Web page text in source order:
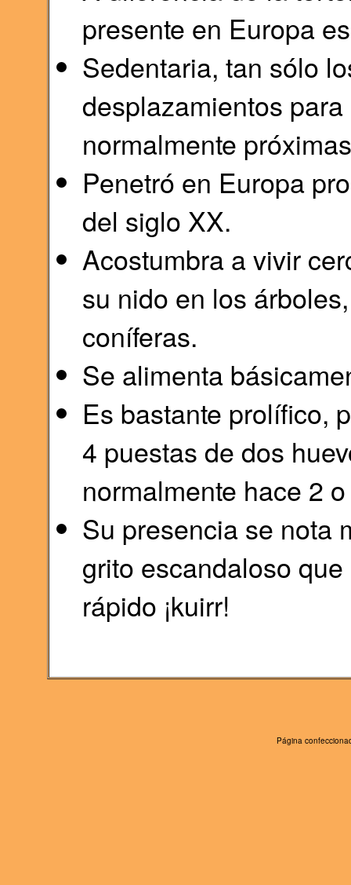
presente en Europa
Sedentaria, tan sólo
desplazamientos
normalmente
Penetró en Europa
del siglo XX.
Acostumbra a vivir
su nido en los
coníferas.
Se alimenta
Es bastante prolífico,
4 puestas de dos
normalmente hace 2
Su presencia se nota
grito escandaloso
rápido ¡kuirr!
Página